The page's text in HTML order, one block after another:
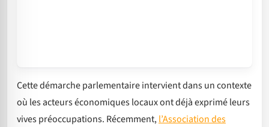
Cette démarche parlementaire intervient dans un contexte
où les acteurs économiques locaux ont déjà exprimé leurs
vives préoccupations. Récemment,l’Association des